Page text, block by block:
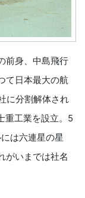
前身、中島飛行
て日本最大の航
に分割解体され
重工業を設立。5
は六連星の星
がいまでは社名